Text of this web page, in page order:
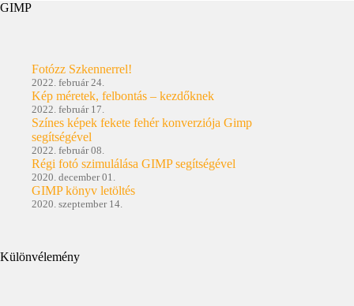
GIMP
Fotózz Szkennerrel!
2022. február 24.
Kép méretek, felbontás – kezdőknek
2022. február 17.
Színes képek fekete fehér konverziója Gimp
segítségével
2022. február 08.
Régi fotó szimulálása GIMP segítségével
2020. december 01.
GIMP könyv letöltés
2020. szeptember 14.
Különvélemény